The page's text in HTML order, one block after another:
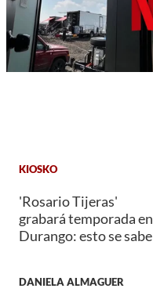
KIOSKO
'Rosario Tijeras'
grabará temporada en
Durango: esto se sabe
DANIELA ALMAGUER